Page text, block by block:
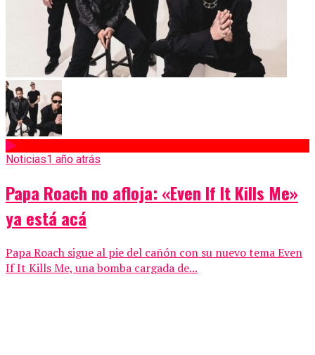
Noticias1 año atrás
Papa Roach no afloja: «Even If It Kills Me»
ya está acá
Papa Roach sigue al pie del cañón con su nuevo tema Even
If It Kills Me, una bomba cargada de...